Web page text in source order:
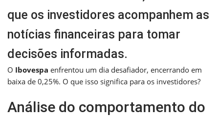
que os investidores acompanhem as
notícias financeiras para tomar
decisões informadas.
O Ibovespa enfrentou um dia desafiador, encerrando em
baixa de 0,25%. O que isso significa para os investidores?
Análise do comportamento do